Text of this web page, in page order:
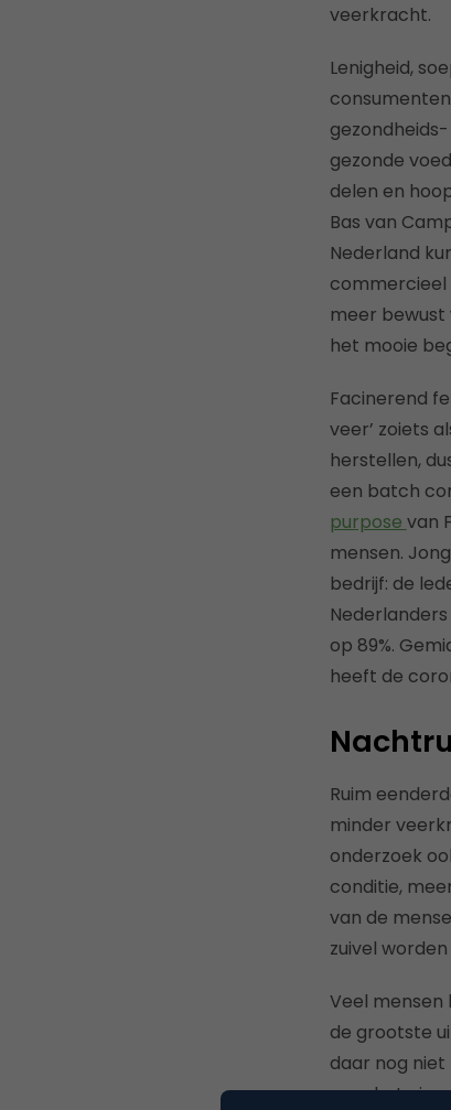
veerkracht.
Lenigheid,
gezonde
delen en
Bas van
Nederland
commercieel
meer bewust
het mooie
Facinerend
veer’ zoiets
herstellen,
een batch
purpose van
mensen.
bedrijf: de
op 89%.
heeft de
Ruim
minder
onderzoek
conditie,
van de
zuivel
Veel
de grootste
daar nog
over het